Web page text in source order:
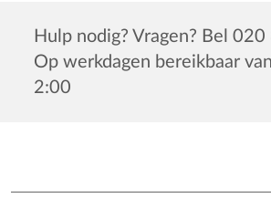
Hulp nodig? Vragen? Bel
Op werkdagen bereikbaar
2:00